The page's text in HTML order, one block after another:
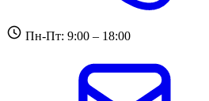
Пн-Пт: 9:00 – 18:00